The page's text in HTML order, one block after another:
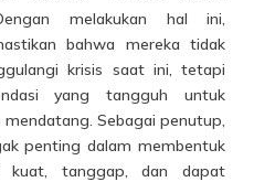
melakukan hal ini,
bahwa mereka tidak
krisis saat ini, tetapi
yang tangguh untuk
Sebagai penutup,
penting dalam membentuk
kuat, tanggap, dan dapat